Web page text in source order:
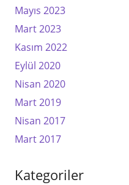
Mayıs 2023
Mart 2023
Kasım 2022
Eylül 2020
Nisan 2020
Mart 2019
Nisan 2017
Mart 2017
Kategoriler